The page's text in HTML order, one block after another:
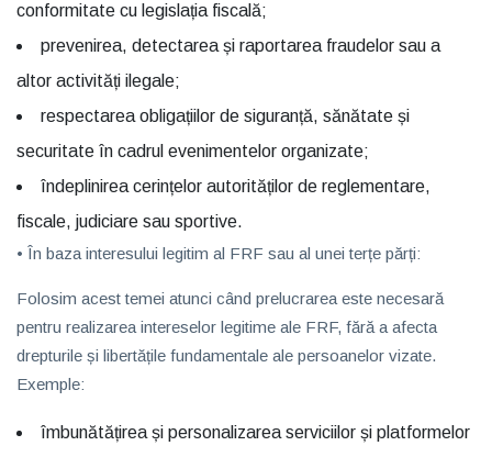
conformitate cu legislația fiscală;
prevenirea, detectarea și raportarea fraudelor sau a
altor activități ilegale;
respectarea obligațiilor de siguranță, sănătate și
securitate în cadrul evenimentelor organizate;
îndeplinirea cerințelor autorităților de reglementare,
fiscale, judiciare sau sportive.
• În baza interesului legitim al FRF sau al unei terțe părți:
Folosim acest temei atunci când prelucrarea este necesară
pentru realizarea intereselor legitime ale FRF, fără a afecta
drepturile și libertățile fundamentale ale persoanelor vizate.
Exemple:
îmbunătățirea și personalizarea serviciilor și platformelor